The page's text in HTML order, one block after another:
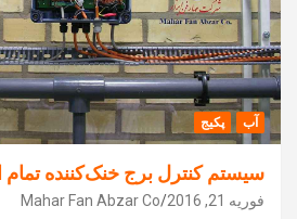
آب پکیج
سيستم کنترل برج خنک‌کننده تمام
فوریه 21, 2016 Mahar Fan Abzar Co